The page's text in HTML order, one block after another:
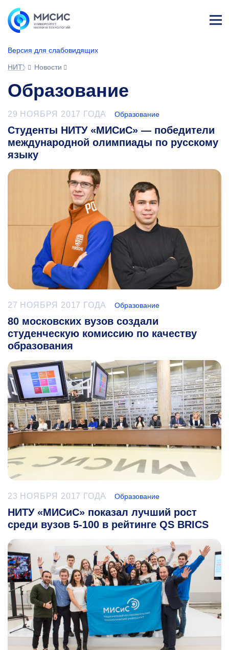
Версия для слабовидящих
НИТУ МИСИС
Новости
Образование
29 НОЯБРЯ 2017 ГОДА Образование
Студенты НИТУ «МИСиС» — победители
международной олимпиады по русскому
языку
27 НОЯБРЯ 2017 ГОДА Образование
80 московских вузов создали
студенческую комиссию по качеству
образования
23 НОЯБРЯ 2017 ГОДА Образование
НИТУ «МИСиС» показал лучший рост
среди вузов 5-100 в рейтинге QS BRICS